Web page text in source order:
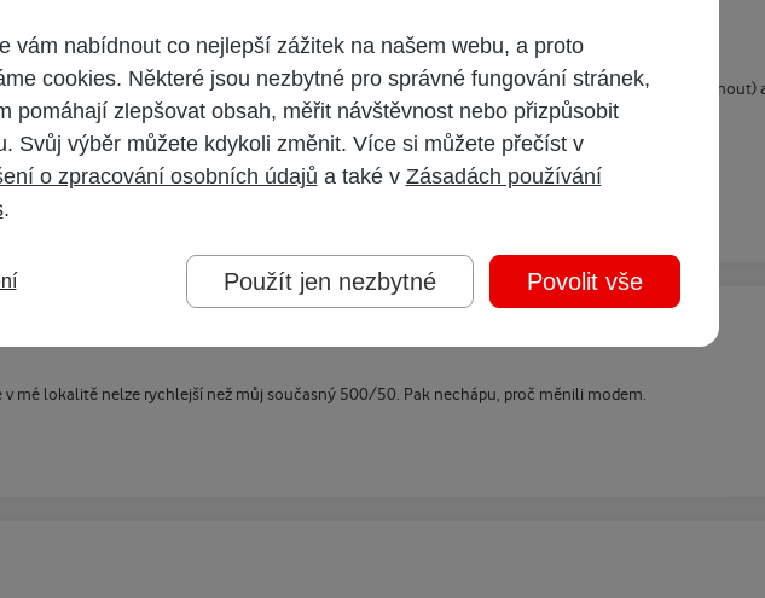
do mého profilu, tam si vybrat nový tarif (vědí kde provedli upgrade sítě a jaký mi mohou nabídnout)
mé lokalitě nelze rychlejší než můj současný 500/50. Pak nechápu, proč měnili modem.
vám nabídnout co nejlepší zážitek na našem webu, a proto
cookies. Některé jsou nezbytné pro správné fungování stránek,
pomáhají zlepšovat obsah, měřit návštěvnost nebo přizpůsobit
Svůj výběr můžete kdykoli změnit. Více si můžete přečíst v
o zpracování osobních údajů a také v Zásadách používání
.
Použít jen nezbytné Povolit vše